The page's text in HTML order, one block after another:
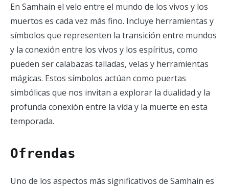
En Samhain el velo entre el mundo de los vivos y los
muertos es cada vez más fino. Incluye herramientas y
símbolos que representen la transición entre mundos
y la conexión entre los vivos y los espíritus, como
pueden ser calabazas talladas, velas y herramientas
mágicas. Estos símbolos actúan como puertas
simbólicas que nos invitan a explorar la dualidad y la
profunda conexión entre la vida y la muerte en esta
temporada.
Ofrendas
Uno de los aspectos más significativos de Samhain es